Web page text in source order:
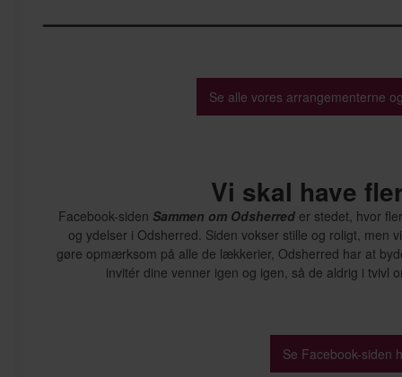
Se alle vores arrangementerne
Vi skal have
Facebook-siden Sammen om Odsherreder stedet, hvor
og ydelser i Odsherred. Siden vokser stille og roligt, men
gøre opmærksom på alle de lækkerier, Odsherred har at
invitér dine venner igen og igen, så de aldrig i tvivl
Se Facebook-siden